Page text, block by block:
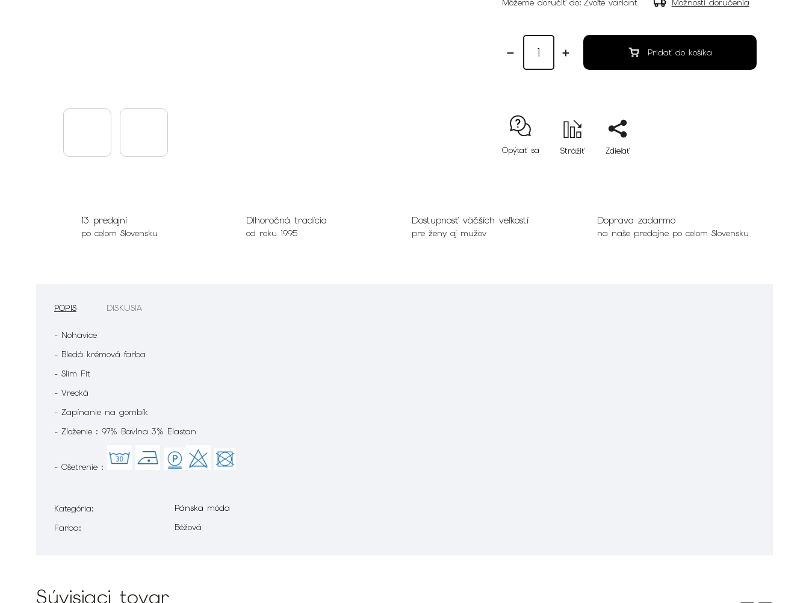
Môžeme doručiť do: Zvoľte variant Možnosti doručenia
Pridať do košíka
Opýtať sa Strážiť Zdieľať
13 predajní
po celom Slovensku
Dlhoročná tradícia
od roku 1995
Dostupnosť väčších veľkostí
pre ženy aj mužov
Doprava zadarmo
na naše predajne po celom Slovensku
POPIS DISKUSIA
- Nohavice
- Bledá krémová farba
- Slim Fit
- Vrecká
- Zapínanie na gombík
- Zloženie : 97% Bavlna 3% Elastan
- Ošetrenie :
Kategória:
Pánska móda
Farba: Béžová
Súvisiaci tovar